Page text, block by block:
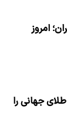
امروز
جهانی را